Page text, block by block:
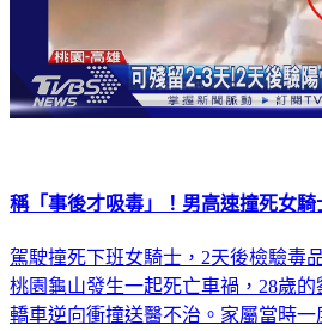
稱「事後才吸毒」！男高速撞死女
駕駛撞死下班女騎士，2天後檢驗毒
桃園龜山發生一起死亡車禍，28歲
轎車逆向衝撞送醫不治。家屬當時